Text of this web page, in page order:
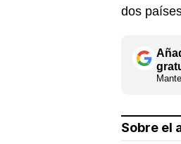
dos
Sobre el